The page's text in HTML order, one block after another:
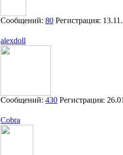
Сообщений: 80 Регистрация:
alexdoll
Сообщений: 430 Регистрация:
Cobra